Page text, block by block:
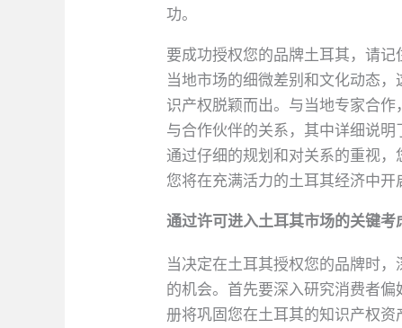
功。
要成功授权您的品牌土耳其，请
当地市场的细微差别和文化动态
识产权脱颖而出。与当地专家合
与合作伙伴的关系，其中详细说
通过仔细的规划和对关系的重视，
您将在充满活力的土耳其经济中开
通过许可进入土耳其市场的关键考
当决定在土耳其授权您的品牌时
的机会。首先要深入研究消费者
册将巩固您在土耳其的知识产权